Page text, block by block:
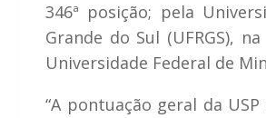
346ª posição; pela
Grande do Sul (UFRGS),
Universidade Federal de
“A pontuação geral da